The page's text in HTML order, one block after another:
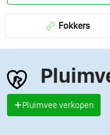
Fokkers
Pluimvee verkopen